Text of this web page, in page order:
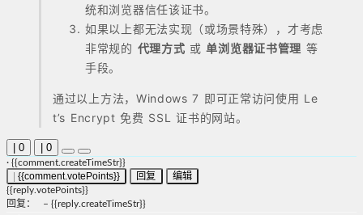
统和浏览器信任该证书。
如果以上都无法实现（或场景特殊），才考虑
非常规的 代理方式 或单浏览器证书管理 等
手段。
通过以上方法，Windows 7 即可正常访问使用 Le
t’s Encrypt 免费 SSL 证书的网站。
0 0
· {{comment.createTimeStr}}
{{comment.votePoints}} 回复 编辑
{{reply.votePoints}}
回复 ： – {{reply.createTimeStr}}